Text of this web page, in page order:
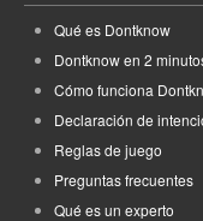
Qué es Dontknow
Dontknow en 2
Cómo funciona
Declaración de
Reglas de juego
Preguntas frecuentes
Qué es un experto